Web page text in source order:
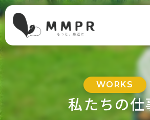
WORKS
私たちの仕